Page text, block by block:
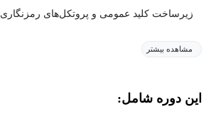
زیرساخت کلید عمومی و پروتکل‌های رمزنگاری
مشاهده بیشتر
این دوره شامل: